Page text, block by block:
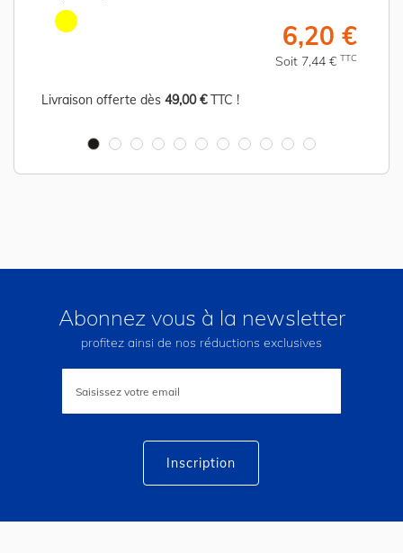
6,20 €
Soit 7,44 € TTC
Livraison offerte dès 49,00 €TTC !
Abonnez vous à la newsletter
profitez ainsi de nos réductions exclusives
lettre
Inscription